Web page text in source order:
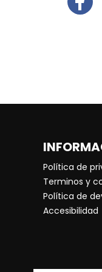
Política de
Terminos y
Política de
Accesibilidad